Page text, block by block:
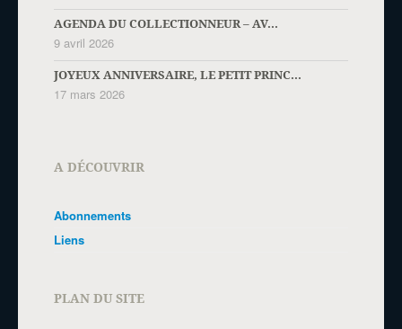
AGENDA DU COLLECTIONNEUR – AV...
9 avril 2026
JOYEUX ANNIVERSAIRE, LE PETIT PRINC...
17 mars 2026
A DÉCOUVRIR
Abonnements
Liens
PLAN DU SITE